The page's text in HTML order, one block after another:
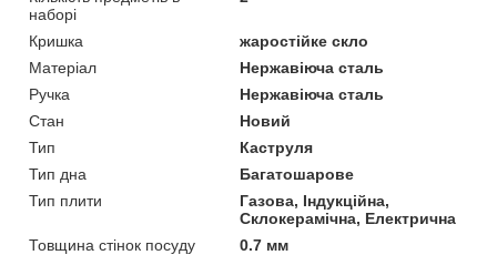
наборі
Кришка
жаростійке скло
Матеріал
Нержавіюча сталь
Ручка
Нержавіюча сталь
Стан
Новий
Тип
Каструля
Тип дна
Багатошарове
Тип плити
Газова, Індукційна,
Склокерамічна, Електрична
Товщина стінок посуду
0.7 мм